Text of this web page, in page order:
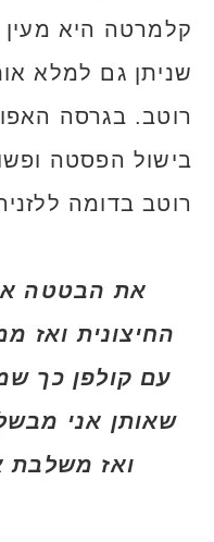
קלמרטה היא מעין
שניתן גם למלא
רוטב. בגרסה
בישול הפסטה
רוטב בדומה
את הבטטה
החיצונית ואז
עם קולפן כך
שאותן אני
ואז משלבת